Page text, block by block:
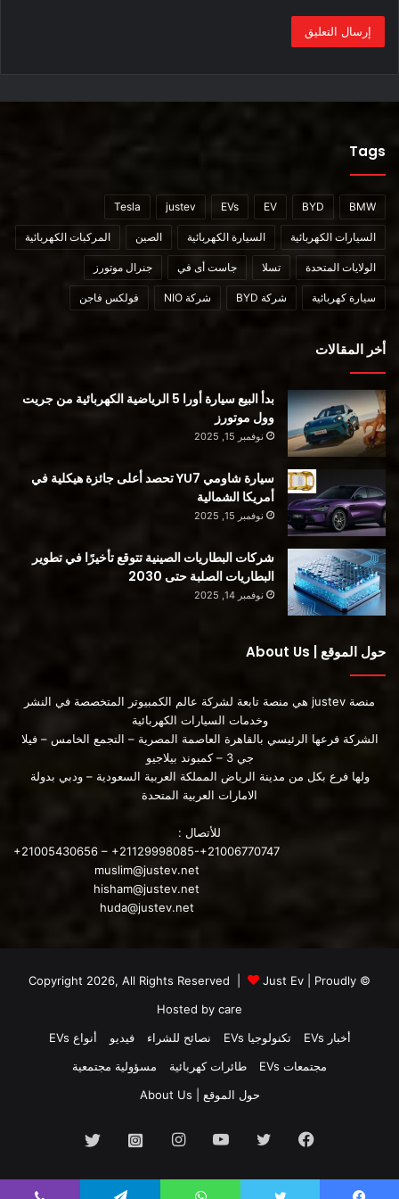
طائرات الجرافين.
نيكول ، الرئيس التنفيذي لشركة GMG ، “علينا فقط اللحاق به. “لا
تستطيع بعض خلايا الليثيوم أيون أن تعمل أكثر من 1.5 إلى 2 أمبير أو
يمكنك تفجير البطارية ، لكن تقنيتنا ليس لها حد نظري للمضخم.”
تبلغ كثافة طاقة الليثيوم أيون الآن حوالي 0.7 كيلو واط في الساعة
كيلو واط في الساعة لكل لتر.
قال نيكول: “نحن نجلس في 3000 دورة شحن وتفريغ بأعلى معدل
مرة مما أنت عليه.
المصدر
محتوى مدفوع
الليثيوم تفجير البطارية
حرائئق السيارات الكهربائية
Tags
BMW
BYD
EV
EVs
justev
Tesla
السيارات الكهربائية السيارة الكهربائية الصين المركبات الكهربائية
الولايات المتحدة تسلا جاست أى في جنرال موتورز
سيارة كهربائية شركة BYD شركة NIO فولكس فاجن
أخر المقالات
بدأ البيع سيارة أورا 5 الرياضية الكهربائية من جريت
وول موتورز
نوفمبر 15, 2025
سيارة شاومي YU7 تحصد أعلى جائزة هيكلية في
أمريكا الشمالية
نوفمبر 15, 2025
شركات البطاريات الصينية تتوقع تأخيرًا في تطوير
البطاريات الصلبة حتى 2030
نوفمبر 14, 2025
حول الموقع | About Us
منصة justev هي منصة تابعة لشركة عالم الكمبيوتر المتخصصة في النشر
وخدمات السيارات الكهربائية
الشركة فرعها الرئيسي بالقاهرة العاصمة المصرية – التجمع الخامس – فيلا
جي 3 – كمبوند بيلاجيو
ولها فرع بكل من مدينة الرياض المملكة العربية السعودية – ودبي بدولة
الامارات العربية المتحدة
للأتصال :
+21005430656 – +21129998085-+21006770747
muslim@justev.net
hisham@justev.net
huda@justev.net
© Copyright 2026, All Rights Reserved |
Just Ev | Proudly
Hosted by care
أخبار EVs
تكنولوجيا EVs نصائح للشراء فيديو
أنواع EVs
مجتمعات EVs
طائرات كهربائية
مسؤولية مجتمعية
حول الموقع | About Us
فيسبوك تويتر يوتيوبانستقرامانستجرامتويتر